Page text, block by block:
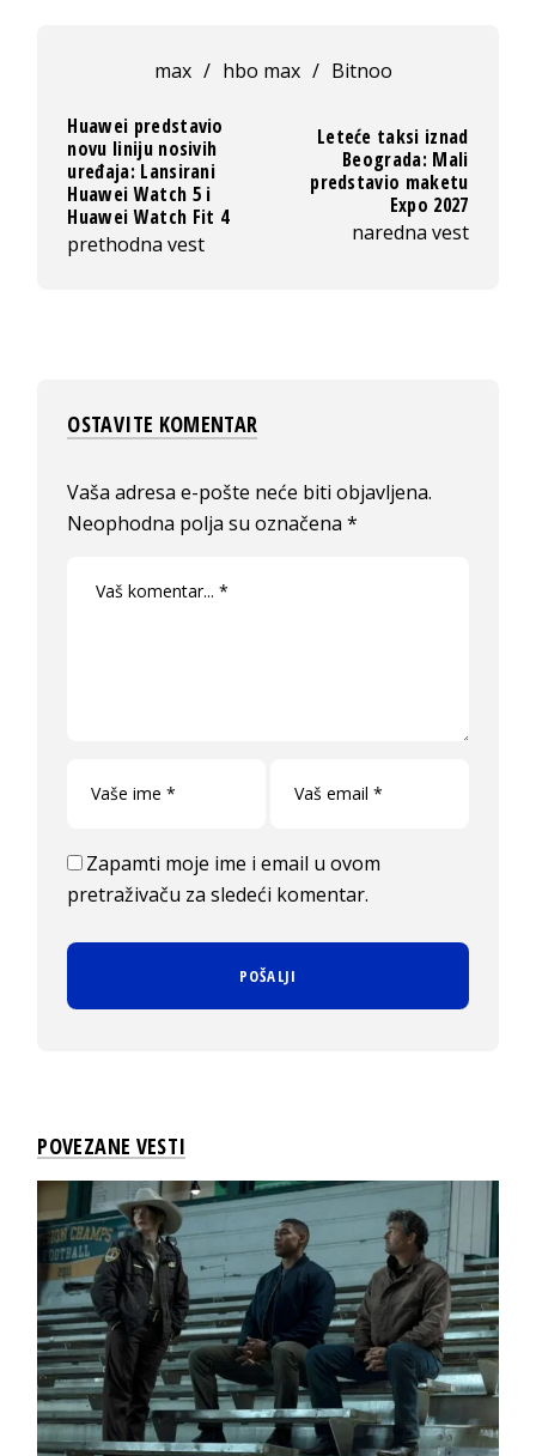
max / hbo max / Bitnoo
Huawei predstavio
novu liniju nosivih
uređaja: Lansirani
Huawei Watch 5 i
Huawei Watch Fit 4
prethodna vest
Leteće taksi iznad
Beograda: Mali
predstavio maketu
Expo 2027
naredna vest
OSTAVITE KOMENTAR
Vaša adresa e-pošte neće biti objavljena.
Neophodna polja su označena*
Zapamti moje ime i email u ovom
pretraživaču za sledeći komentar.
POVEZANE VESTI